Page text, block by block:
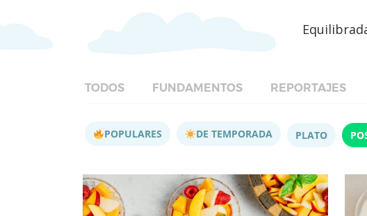
TODOS FUNDAMENTOS REPORTAJES
POPULARES DE TEMPORADA PLATO